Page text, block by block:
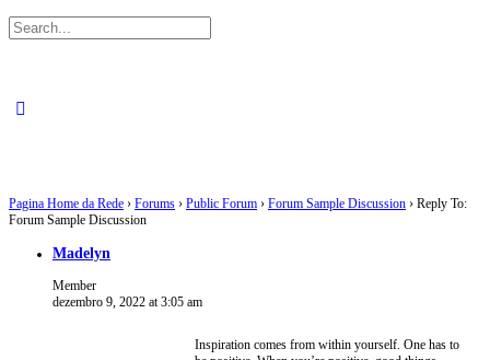
Procurar
por:
Pagina Home da Rede › Forums › Public Forum › Forum Sample Discussion › Reply To:
Forum Sample Discussion
Madelyn
Member
dezembro 9, 2022 at 3:05 am
Inspiration comes from within yourself. One has to